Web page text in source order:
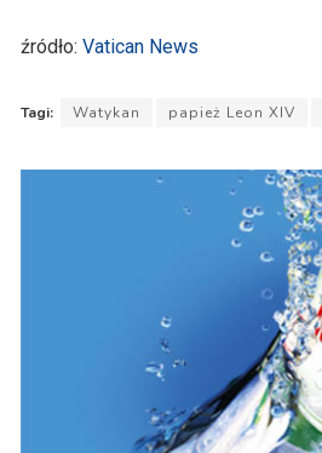
źródło: Vatican News
Tagi: Watykan papież Leon XIV